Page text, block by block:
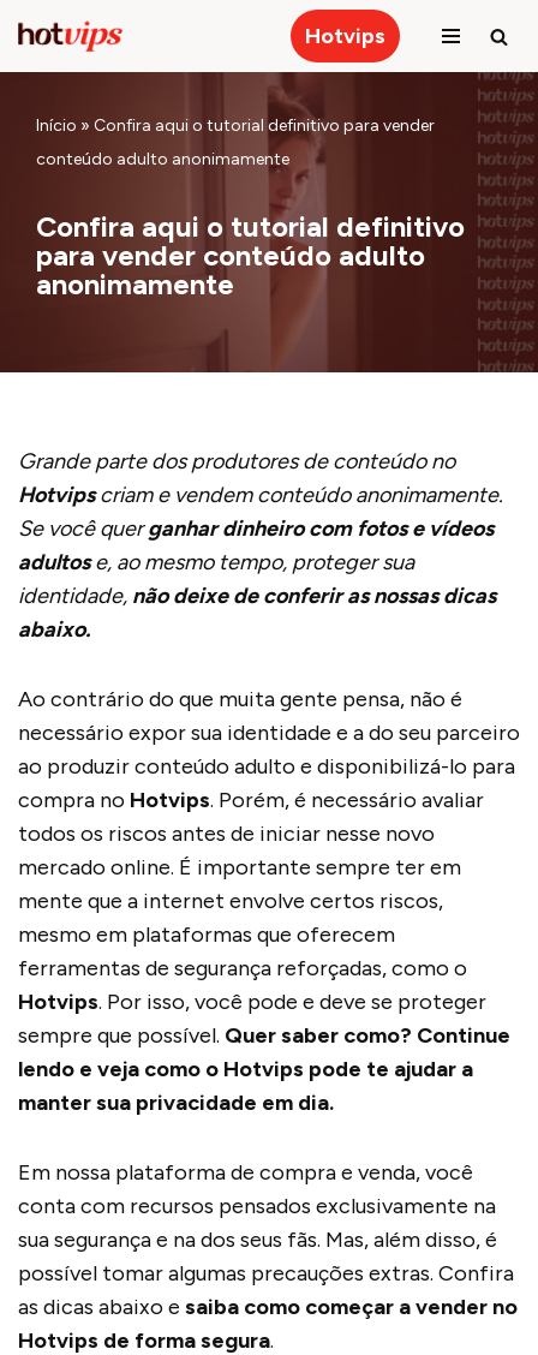
Pular
conteúdo
Hotvips
Início » Confira aqui o tutorial definitivo para vender
conteúdo adulto anonimamente
Confira aqui o tutorial definitivo
para vender conteúdo adulto
anonimamente
Grande parte dos produtores de conteúdo no
Hotvipscriam e vendem conteúdo anonimamente.
Se você querganhar dinheiro com fotos e vídeos
adultose, ao mesmo tempo, proteger sua
identidade, não deixe de conferir as nossas dicas
abaixo.
Ao contrário do que muita gente pensa, não é
necessário expor sua identidade e a do seu parceiro
ao produzir conteúdo adulto e disponibilizá-lo para
compra no Hotvips. Porém, é necessário avaliar
todos os riscos antes de iniciar nesse novo
mercado online. É importante sempre ter em
mente que a internet envolve certos riscos,
mesmo em plataformas que oferecem
ferramentas de segurança reforçadas, como o
Hotvips. Por isso, você pode e deve se proteger
sempre que possível. Quer saber como? Continue
lendo e veja como o Hotvips pode te ajudar a
manter sua privacidade em dia.
Em nossa plataforma de compra e venda, você
conta com recursos pensados exclusivamente na
sua segurança e na dos seus fãs. Mas, além disso, é
possível tomar algumas precauções extras. Confira
as dicas abaixo e saiba como começar a vender no
Hotvips de forma segura.